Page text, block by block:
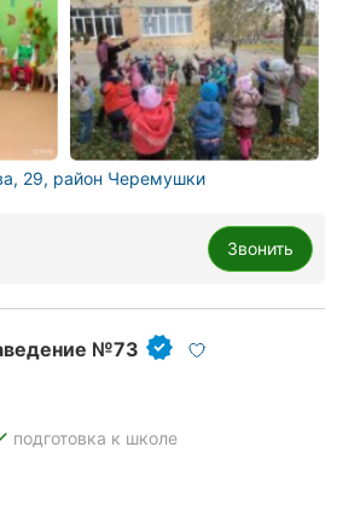
29, район Черемушки
Звонить
№73
подготовка к школе